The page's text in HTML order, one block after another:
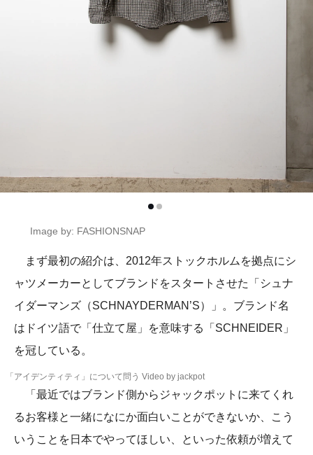
Image by: FASHIONSNAP
まず最初の紹介は、2012年ストックホルムを拠点にシ
ャツメーカーとしてブランドをスタートさせた「シュナ
イダーマンズ（SCHNAYDERMAN’S）」。ブランド名
はドイツ語で「仕⽴て屋」を意味する「SCHNEIDER」
を冠している。
「アイデンティティ」について問う Video by jackpot
「最近ではブランド側からジャックポットに来てくれ
るお客様と一緒になにか面白いことができないか、こう
いうことを日本でやってほしい、といった依頼が増えて